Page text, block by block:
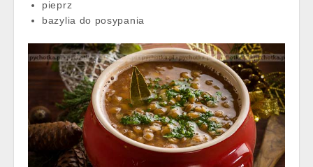
pieprz
bazylia do posypania